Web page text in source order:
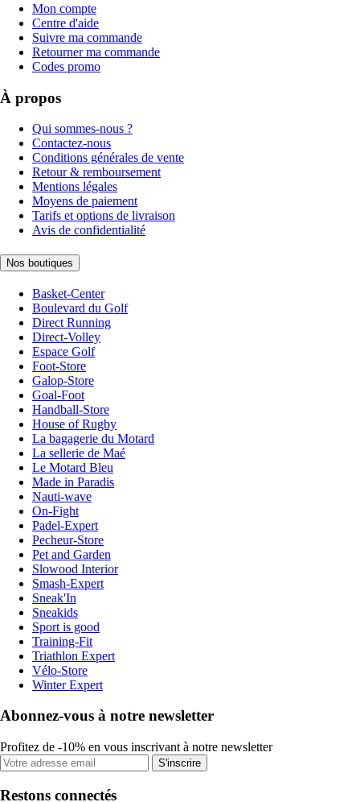
Mon compte
Centre d'aide
Suivre ma commande
Retourner ma commande
Codes promo
À propos
Qui sommes-nous ?
Contactez-nous
Conditions générales de vente
Retour & remboursement
Mentions légales
Moyens de paiement
Tarifs et options de livraison
Avis de confidentialité
Nos boutiques
Basket-Center
Boulevard du Golf
Direct Running
Direct-Volley
Espace Golf
Foot-Store
Galop-Store
Goal-Foot
Handball-Store
House of Rugby
La bagagerie du Motard
La sellerie de Maé
Le Motard Bleu
Made in Paradis
Nauti-wave
On-Fight
Padel-Expert
Pecheur-Store
Pet and Garden
Slowood Interior
Smash-Expert
Sneak'In
Sneakids
Sport is good
Training-Fit
Triathlon Expert
Vélo-Store
Winter Expert
Abonnez-vous à notre newsletter
Profitez de -10% en vous inscrivant à notre newsletter
S'inscrire
Restons connectés